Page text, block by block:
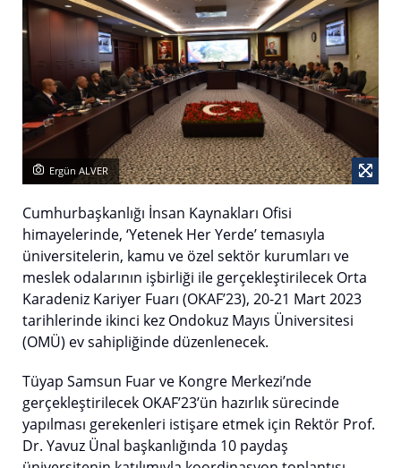
Ergün ALVER
Cumhurbaşkanlığı İnsan Kaynakları Ofisi
himayelerinde, ‘Yetenek Her Yerde’ temasıyla
üniversitelerin, kamu ve özel sektör kurumları ve
meslek odalarının işbirliği ile gerçekleştirilecek Orta
Karadeniz Kariyer Fuarı (OKAF’23), 20-21 Mart 2023
tarihlerinde ikinci kez Ondokuz Mayıs Üniversitesi
(OMÜ) ev sahipliğinde düzenlenecek.
Tüyap Samsun Fuar ve Kongre Merkezi’nde
gerçekleştirilecek OKAF’23’ün hazırlık sürecinde
yapılması gerekenleri istişare etmek için Rektör Prof.
Dr. Yavuz Ünal başkanlığında 10 paydaş